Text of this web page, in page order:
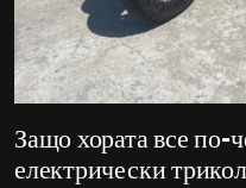
Защо хората все по-
електрически